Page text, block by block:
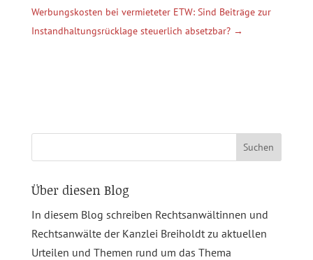
Werbungskosten bei vermieteter ETW: Sind Beiträge zur
Instandhaltungsrücklage steuerlich absetzbar?→
Über diesen Blog
In diesem Blog schreiben Rechtsanwältinnen und
Rechtsanwälte der Kanzlei Breiholdt zu aktuellen
Urteilen und Themen rund um das Thema